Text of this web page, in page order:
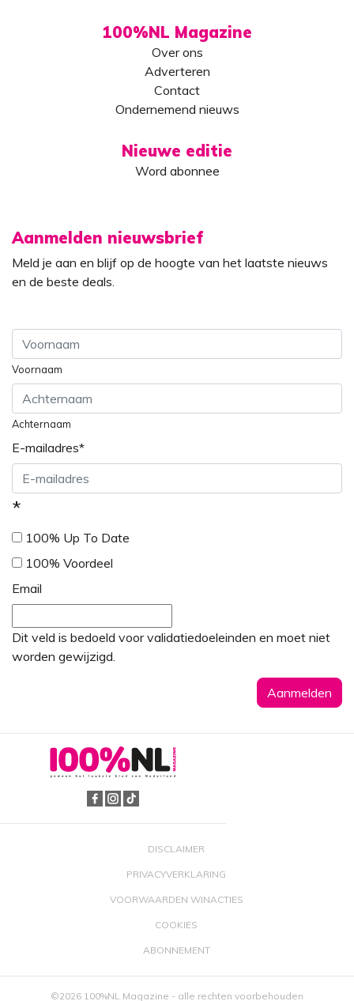
100%NL Magazine
Over ons
Adverteren
Contact
Ondernemend nieuws
Nieuwe editie
Word abonnee
Aanmelden nieuwsbrief
Meld je aan en blijf op de hoogte van het laatste nieuws
en de beste deals.
Voornaam
Achternaam
E-mailadres*
*
100% Up To Date
100% Voordeel
Email
Dit veld is bedoeld voor validatiedoeleinden en moet niet
worden gewijzigd.
DISCLAIMER
PRIVACYVERKLARING
VOORWAARDEN WINACTIES
COOKIES
ABONNEMENT
©2026 100%NL Magazine - alle rechten voorbehouden